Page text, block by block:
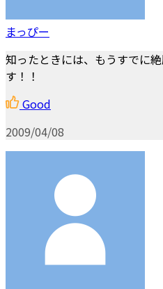
まっぴー
知ったときには、もうすでに
す！！
Good
2009/04/08